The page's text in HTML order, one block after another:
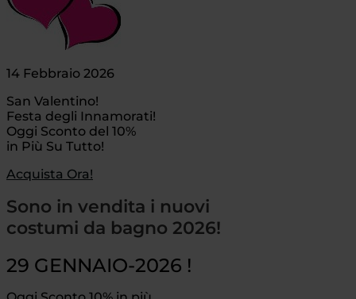
14 Febbraio 2026
San Valentino!
Festa degli Innamorati!
Oggi Sconto del 10%
in Più Su Tutto!
Acquista Ora!
Sono in vendita i nuovi
costumi da bagno 2026!
29 GENNAIO-2026 !